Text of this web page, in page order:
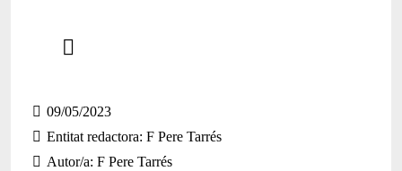
09/05/2023
Entitat redactora F Pere Tarrés
Autor/a F Pere Tarrés